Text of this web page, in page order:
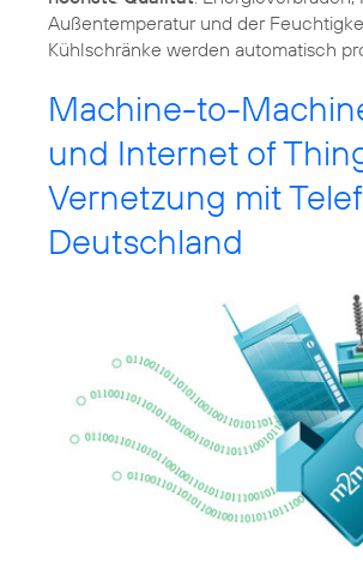
Außentemperatur und der
Kühlschränke werden automatisch
Machine-to-
und Internet of
Vernetzung mit
Deutschland